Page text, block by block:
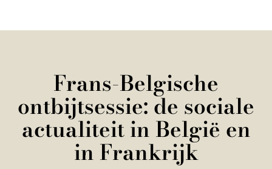
Frans-Belgische
ontbijtsessie: de sociale
actualiteit in België en
in Frankrijk